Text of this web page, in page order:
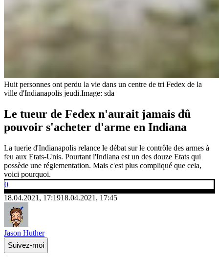
Huit personnes ont perdu la vie dans un centre de tri Fedex de la
ville d'Indianapolis jeudi.Image: sda
Le tueur de Fedex n'aurait jamais dû
pouvoir s'acheter d'arme en Indiana
La tuerie d'Indianapolis relance le débat sur le contrôle des armes à
feu aux Etats-Unis. Pourtant l'Indiana est un des douze Etats qui
possède une réglementation. Mais c'est plus compliqué que cela,
voici pourquoi.
0
18.04.2021, 17:1918.04.2021, 17:45
Jason Huther
Suivez-moi